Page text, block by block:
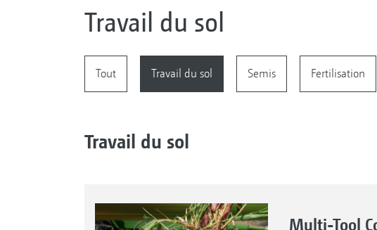
Travail du sol
Tout Travail du sol Semis Fertilisation
Travail du sol
Multi-Tool